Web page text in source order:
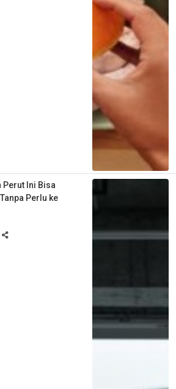
Perut Ini Bisa
Perlu ke